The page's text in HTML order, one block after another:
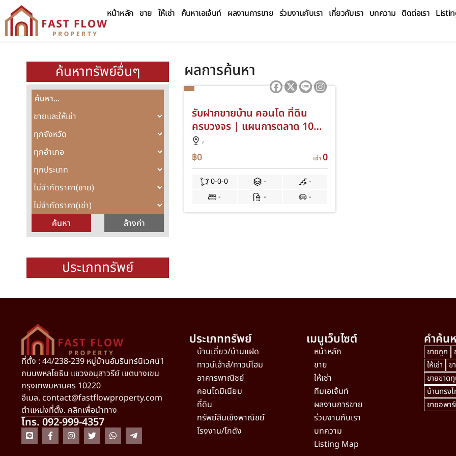
หน้าหลัก ขาย ให้เช่า ค้นหาเอเจ้นท์ ผลงานการขาย ร่วมงานกับเรา เกี่ยวกับเรา บทความ ติดต่อเรา
ค้นหาทรัพย์อื่นๆ
ประเภททรัพย์
ผลการค้นหา
รับฝากขายบ้าน คอนโด ที่ดิน
ครบวงจร | แผนการตลาด 10
ขั้นตอน โดย Fast Flow
Property
,
฿0 เช่า0
0-0-0 -
-
-
- -
ที่ตั้ง : 44/238-239 หมู่บ้านอัมรินทร์นิเวศน์1
ถนนพหลโยธิน แขวงอนุสาวรีย์ เขตบางเขน
กรุงเทพมหานคร 10220
อีเมล. contact@fastflowproperty.com
ตำแหน่งที่ตั้ง. คลิกเพื่อนำทาง
โทร. 092-999-4357
ประเภททรัพย์
บ้านเดี่ยว/บ้านแฝด
ทาวน์เฮ้าส์/ทาวน์โฮม
อาคารพาณิชย์
คอนโดมิเนียม
ที่ดิน
ทรัพย์สินเชิงพาณิชย์
โรงงาน/โกดัง
เมนูเว็บไซต์
หน้าหลัก
ขาย
ให้เช่า
ทีมเอเจ้นท์
ผลงานการขาย
ร่วมงานกับเรา
บทความ
Listing Map
คำค้น
ขายถูก
ให้เช่า
ข
ขายขาด
บ้านทรง
ขายอพา